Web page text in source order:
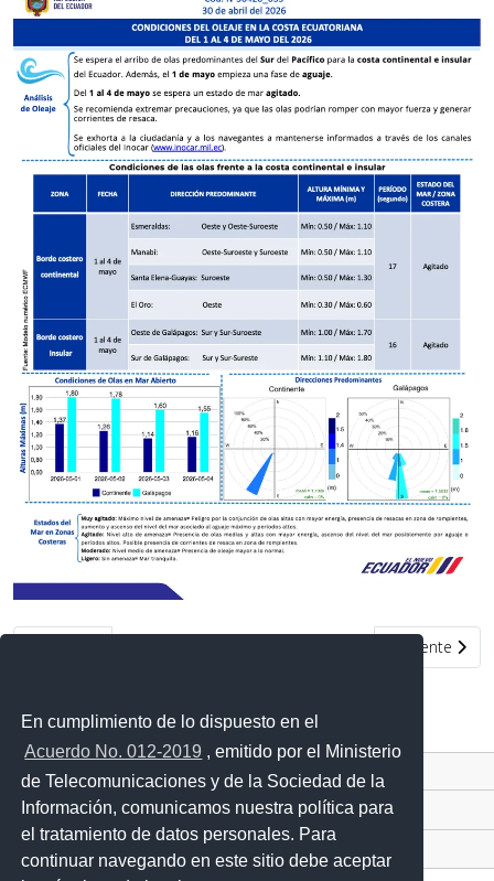
En cumplimiento de lo dispuesto en el
Acuerdo No. 012-2019 , emitido por el Ministerio
de Telecomunicaciones y de la Sociedad de la
Información, comunicamos nuestra política para
el tratamiento de datos personales. Para
continuar navegando en este sitio debe aceptar
Artículo anterior: Condiciones de oleaje en la costa ecuatoriana
Artículo
Siguiente
Contacto Ciudadano Digital
Portal Trámites Ciudadanos
Sistema Nacional de Información (SNI)